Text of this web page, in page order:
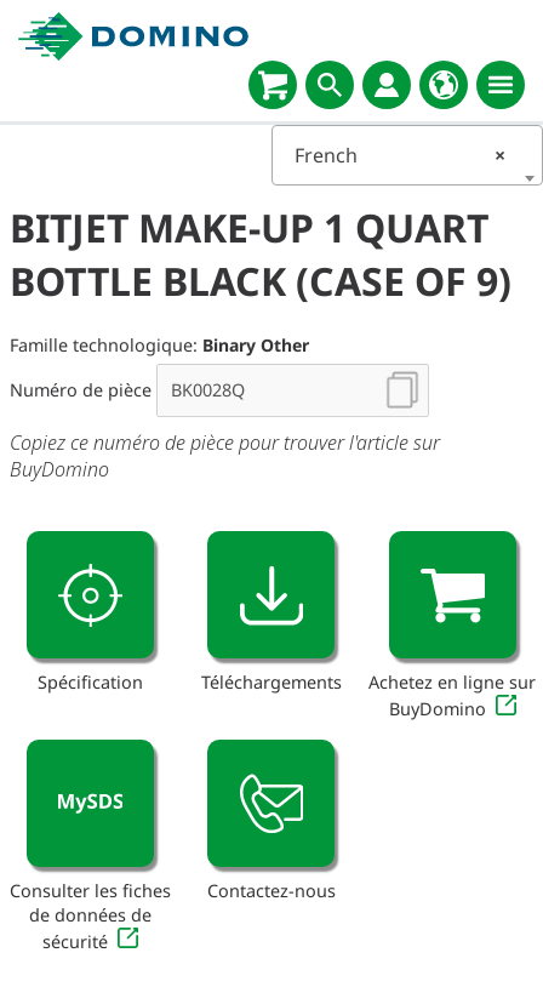
×
French
BITJET MAKE-UP 1 QUART
BOTTLE BLACK (CASE OF 9)
Famille technologique: Binary Other
Numéro de pièce
Copiez ce numéro de pièce pour trouver l'article sur
BuyDomino
Spécification Téléchargements
Achetez en ligne sur
BuyDomino
Consulter les fiches
de données de
sécurité
Contactez-nous